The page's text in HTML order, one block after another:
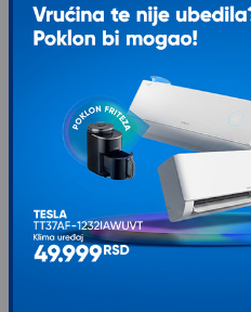
Tip Bežični fen Karakteristike Načini
rada: 4 temperature, 2 brzine Brzina
vazduha: 70 m/s Protok vazduha: 55
VIP cena: 10.99900